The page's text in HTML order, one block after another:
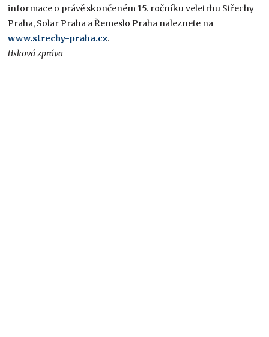
informace o právě skončeném 15. ročníku veletrhu Střechy
Praha, Solar Praha a Řemeslo Praha naleznete na
www.strechy-praha.cz.
tisková zpráva